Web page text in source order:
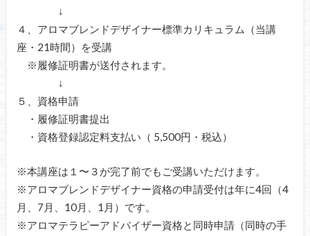
↓
４、アロマブレンドデザイナー標準カリキュラム（当講
座・21時間）を受講
※履修証明書が送付されます。
↓
５、資格申請
・履修証明書提出
・資格登録認定料支払い（ 5,500円・税込）
※本講座は１〜３が完了前でもご受講いただけます。
※アロマブレンドデザイナー資格の申請受付は年に4回（4
月、7月、10月、1月）です。
※アロマテラピーアドバイザー資格と同時申請（同時の手